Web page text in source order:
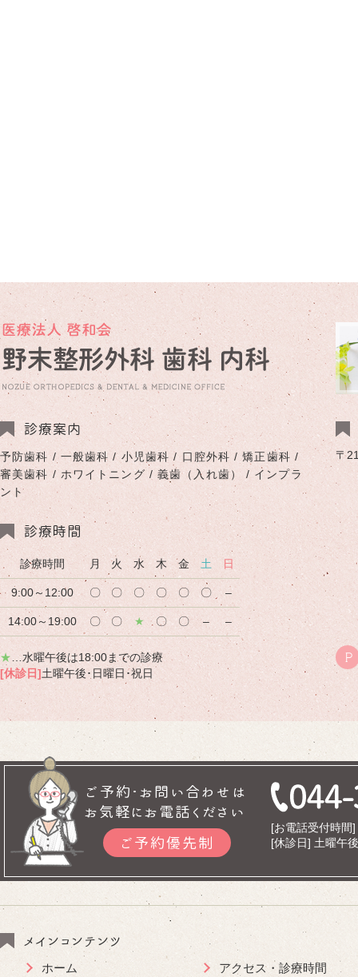
診療案内
予防歯科 / 一般歯科 / 小児歯科 / 口腔外科 / 矯正歯科 /
審美歯科 / ホワイトニング / 義歯（入れ歯） / インプラ
ント
診療時間
診療時間 月 火 水 木 金 土 日
9:00～12:00 〇 〇 〇 〇 〇 〇 –
14:00～19:00 〇 〇 ★ 〇 〇 – –
★ …水曜午後は18:00までの診療
[休診日]土曜午後･日曜日･祝日
〒
P
ご予約･お問い合わせは
お気軽にお電話ください
ご予約優先制
[お電話受付時間
[休診日] 土曜午
メインコンテンツ
ホーム
アクセス・診療時間